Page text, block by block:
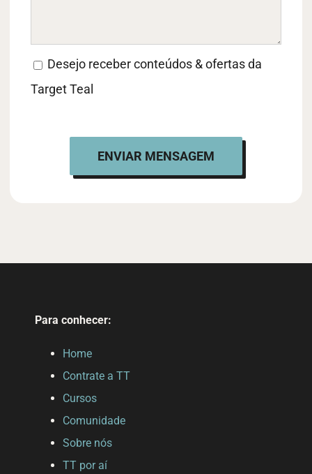
Desejo receber conteúdos & ofertas da
Target Teal
ENVIAR MENSAGEM
Para conhecer:
Home
Contrate a TT
Cursos
Comunidade
Sobre nós
TT por aí